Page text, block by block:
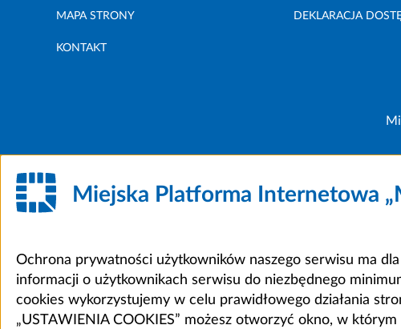
MAPA STRONY DEKLARACJA
KONTAKT
Miejska Platforma Internetowa
Ochrona prywatności użytkowników naszego serwisu ma
informacji o użytkownikach serwisu do niezbędnego
cookies wykorzystujemy w celu prawidłowego działania
„USTAWIENIA COOKIES” możesz otworzyć okno, w